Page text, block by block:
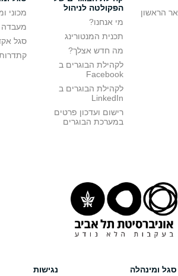
הראשון
הפקולטה לניהול
מי אנחנו?
תכנית המנטורינג
מה חדש אצלך?
לקהילת הבוגרים ב
Facebook
לקהילת הבוגרים ב
LinkedIn
רישום ועדכון פרטים
במערכת הבוגרים
מכוני
מעבדה
סגל
סגל ומינהלה
נגישות